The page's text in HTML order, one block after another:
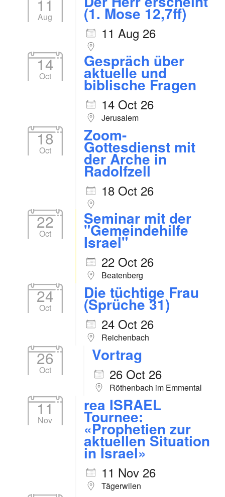
11
Aug (1. Mose 12,7ff)
11 Aug 26
14
Oct
Gespräch über
aktuelle und
biblische Fragen
14 Oct 26
Jerusalem
18
Oct
Zoom-
Gottesdienst mit
der Arche in
Radolfzell
18 Oct 26
22
Oct
Seminar mit der
"Gemeindehilfe
Israel"
22 Oct 26
Beatenberg
24
Oct
Die tüchtige Frau
(Sprüche 31)
24 Oct 26
Reichenbach
26
Oct
Vortrag
26 Oct 26
Röthenbach im Emmental
11
Nov
rea ISRAEL
Tournee:
«Prophetien zur
aktuellen Situation
in Israel»
11 Nov 26
Tägerwilen